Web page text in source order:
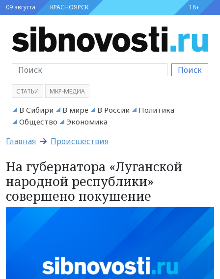
09 августа КРАСНОЯРСК 18+
Поиск
СТАТЬИ МКР-МЕДИА
В Сибири В мире В России
Политика
Общество
Экономика
Главная Происшествия
На губернатора «Луганской
народной республики»
совершено покушение